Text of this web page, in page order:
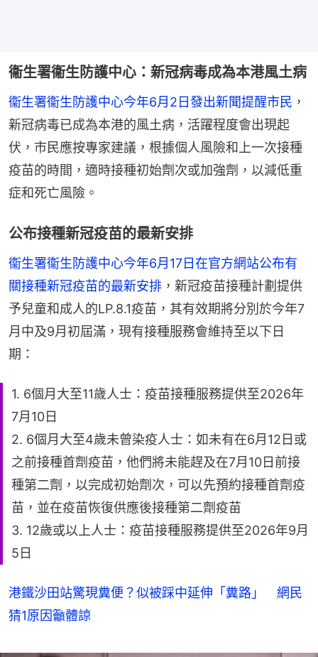
衞生署衞生防護中心：新冠病毒成為本港風土病
衞生署衞生防護中心今年6月2日發出新聞提醒市民 ，
新冠病毒已成為本港的風土病，活躍程度會出現起
伏，市民應按專家建議，根據個人風險和上一次接種
疫苗的時間，適時接種初始劑次或加強劑，以減低重
症和死亡風險。
公布接種新冠疫苗的最新安排
衞生署衞生防護中心今年6月17日在官方網站公布有
關接種新冠疫苗的最新安排 ，新冠疫苗接種計劃提供
予兒童和成人的LP.8.1疫苗，其有效期將分別於今年7
月中及9月初屆滿，現有接種服務會維持至以下日
期：
1. 6個月大至11歲人士：疫苗接種服務提供至2026年
7月10日
2. 6個月大至4歲未曾染疫人士：如未有在6月12日或
之前接種首劑疫苗，他們將未能趕及在7月10日前接
種第二劑，以完成初始劑次，可以先預約接種首劑疫
苗，並在疫苗恢復供應後接種第二劑疫苗
3. 12歲或以上人士：疫苗接種服務提供至2026年9月
5日
港鐵沙田站驚現糞便？似被踩中延伸「糞路」 網民
猜1原因籲體諒